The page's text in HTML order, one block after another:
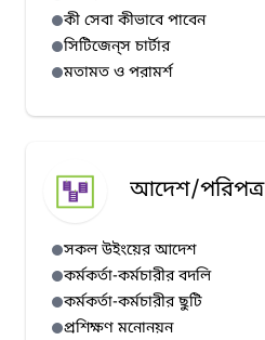
কী সেবা কীভাবে পাবেন
সিটিজেন্‌স চার্টার
মতামত ও পরামর্শ
আদেশ/পরিপত্র
সকল উইংয়ের আদেশ
কর্মকর্তা-কর্মচারীর বদলি
কর্মকর্তা-কর্মচারীর ছুটি
প্রশিক্ষণ মনোনয়ন